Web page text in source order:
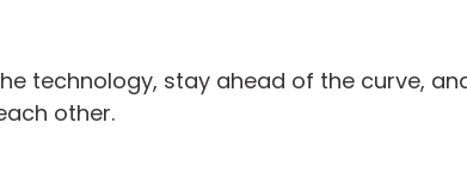
technology, stay ahead of the curve,
other.